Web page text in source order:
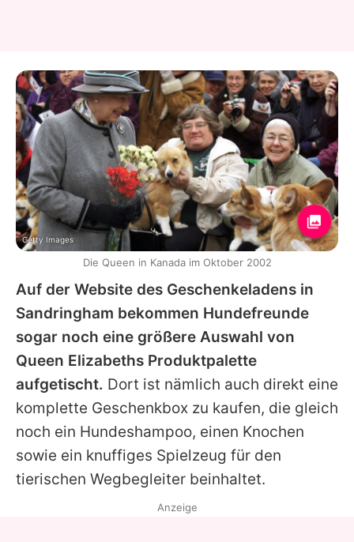
Auf der Website des Geschenkeladens in
Sandringham bekommen Hundefreunde
sogar noch eine größere Auswahl von
Queen Elizabeths Produktpalette
aufgetischt. Dort ist nämlich auch direkt eine
komplette Geschenkbox zu kaufen, die gleich
noch ein Hundeshampoo, einen Knochen
sowie ein knuffiges Spielzeug für den
tierischen Wegbegleiter beinhaltet.
Getty Images
Die Queen in Kanada im Oktober 2002
Anzeige